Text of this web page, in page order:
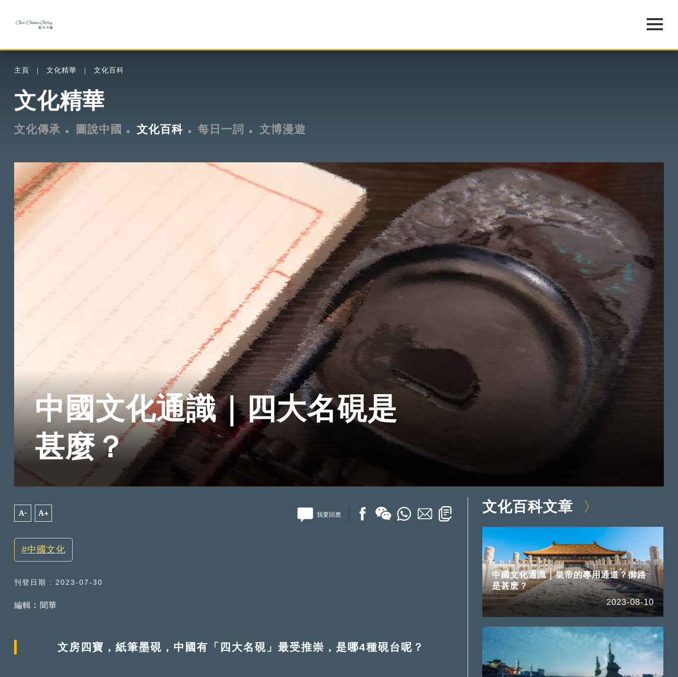
主頁 文化精華 文化百科
文化精華
文化傳承 圖說中國 文化百科 每日一詞 文博漫遊
中國文化通識｜四大名硯是
甚麼？
A- A+ 我要回應
中國文化
刊登日期 : 2023-07-30
編輯︰聞華
文房四寶，紙筆墨硯，中國有「四大名硯」最受推崇，是哪4種硯台呢？
文化百科文章
中國文化通識｜皇帝的專用通道？御路
是甚麽？
2023-08-10